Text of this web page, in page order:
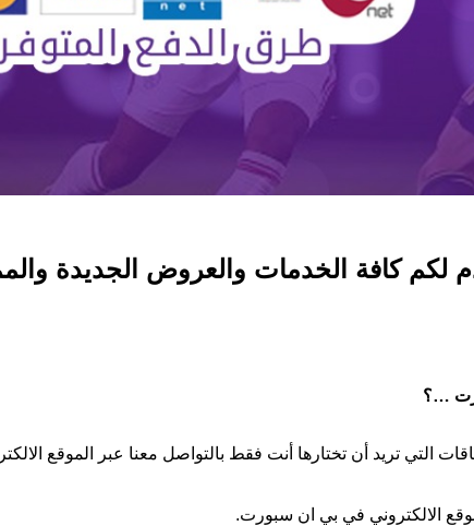
كافة الخدمات والعروض الجديدة
…؟
التي تريد أن تختارها أنت فقط بالتواصل معنا عبر الموقع
الالكتروني في بي ان سبورت.